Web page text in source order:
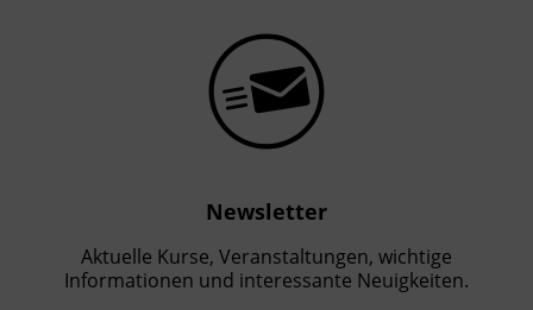
Newsletter
Aktuelle Kurse, Veranstaltungen, wichtige
Informationen und interessante Neuigkeiten.